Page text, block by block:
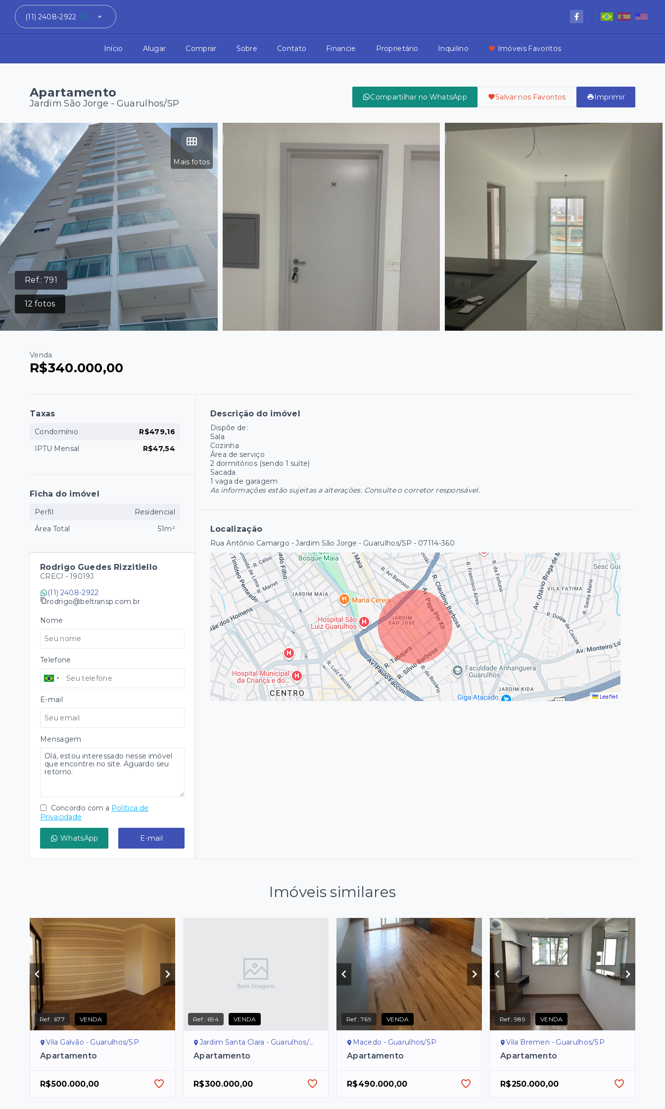
(11) 2408-2922
Início Alugar Comprar Sobre Contato Financie Proprietário Inquilino Imóveis Favoritos
Apartamento
Jardim São Jorge - Guarulhos/SP
Compartilhar no WhatsApp Salvar nos Favoritos Imprimir
Ref.:791
12 fotos
Mais fotos
Venda
R$340.000,00
Descrição do imóvel
Dispõe de:
Sala
Cozinha
Área de serviço
2 dormitórios (sendo 1 suíte)
Sacada
1 vaga de garagem
As informações estão sujeitas a alterações. Consulte o corretor responsável.
Localização
Rua Antônio Camargo - Jardim São Jorge - Guarulhos/SP - 07114-360
Leaflet
Taxas
Condomínio
R$479,16
IPTU Mensal
R$47,54
Ficha do imóvel
Perfil
Residencial
Área Total
51m²
Rodrigo Guedes Rizzitiello
CRECI - 19019J
(11) 2408-2922
rodrigo@beltransp.com.br
Nome
Telefone
E-mail
Mensagem
Concordo com a Política de
Privacidade
WhatsApp E-mail
Imóveis similares
Ref.: 677 VENDA
Vila Galvão - Guarulhos/SP
Apartamento
R$500.000,00
Ref.: 694 VENDA
Jardim Santa Clara - Guarulhos/SP
Apartamento
R$300.000,00
Ref.:769 VENDA
Macedo - Guarulhos/SP
Apartamento
R$490.000,00
Ref.:989 VENDA
Vila Bremen - Guarulhos/SP
Apartamento
R$250.000,00